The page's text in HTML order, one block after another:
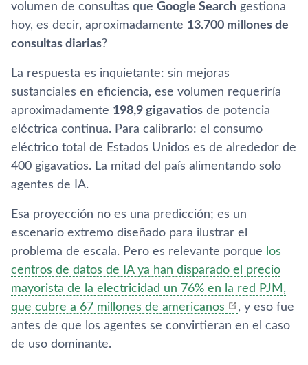
volumen de consultas que Google Search gestiona
hoy, es decir, aproximadamente 13.700 millones de
consultas diarias?
La respuesta es inquietante: sin mejoras
sustanciales en eficiencia, ese volumen requeriría
aproximadamente 198,9 gigavatios de potencia
eléctrica continua. Para calibrarlo: el consumo
eléctrico total de Estados Unidos es de alrededor de
400 gigavatios. La mitad del país alimentando solo
agentes de IA.
Esa proyección no es una predicción; es un
escenario extremo diseñado para ilustrar el
problema de escala. Pero es relevante porque los
centros de datos de IA ya han disparado el precio
mayorista de la electricidad un 76% en la red PJM,
que cubre a 67 millones de americanos
, y eso fue
antes de que los agentes se convirtieran en el caso
de uso dominante.